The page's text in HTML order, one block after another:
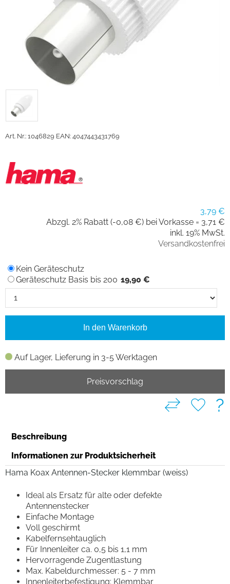
Art. Nr.: 1046829 EAN: 4047443431769
3,79 €
Abzgl. 2% Rabatt (-0,08 €) bei Vorkasse = 3,71 €
inkl. 19% MwSt.
Versandkostenfrei
Auf Lager, Lieferung in 3-5 Werktagen
Kein Geräteschutz
Geräteschutz Basis bis 200 19,90 €
In den Warenkorb
Preisvorschlag
?
Beschreibung
Informationen zur Produktsicherheit
Hama Koax Antennen-Stecker klemmbar (weiss)
Ideal als Ersatz für alte oder defekte
Antennenstecker
Einfache Montage
Voll geschirmt
Kabelfernsehtauglich
Für Innenleiter ca. 0,5 bis 1,1 mm
Hervorragende Zugentlastung
Max. Kabeldurchmesser: 5 - 7 mm
Innenleiterbefestigung: Klemmbar